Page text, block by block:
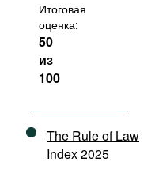
Итоговая
оценка:
50
из
100
The Rule of Law
Index 2025